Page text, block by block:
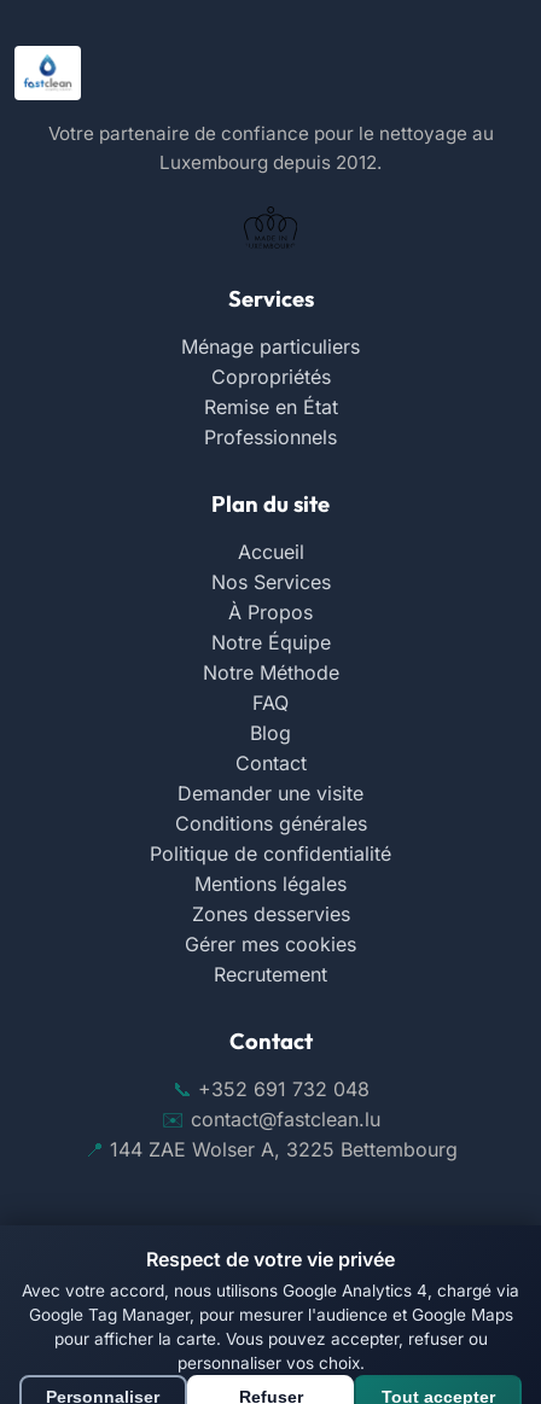
Votre partenaire de confiance pour le nettoyage au
Luxembourg depuis 2012.
Services
Ménage particuliers
Copropriétés
Remise en État
Professionnels
Plan du site
Accueil
Nos Services
À Propos
Notre Équipe
Notre Méthode
FAQ
Blog
Contact
Demander une visite
Conditions générales
Politique de confidentialité
Mentions légales
Zones desservies
Gérer mes cookies
Recrutement
Contact
+352 691 732 048
contact@fastclean.lu
144 ZAE Wolser A, 3225 Bettembourg
Suivez-nous sur Facebook
© 2026 Fast Clean. Tous droits réservés.
Respect de votre vie privée
Avec votre accord, nous utilisons Google Analytics 4, chargé via
Google Tag Manager, pour mesurer l'audience et Google Maps
pour afficher la carte. Vous pouvez accepter, refuser ou
personnaliser vos choix.
Personnaliser Refuser Tout accepter